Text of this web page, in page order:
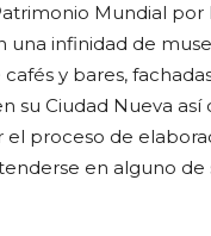
Mundial por
una infinidad de
y bares,
su Ciudad Nueva
el proceso de
en alguno de